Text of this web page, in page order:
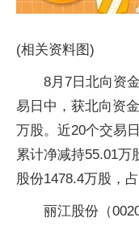
(相关资料图)
8月7日北向资
易日中，获北向资
万股。近20个交易
累计净减持55.01万
股份1478.4万股，
丽江股份（